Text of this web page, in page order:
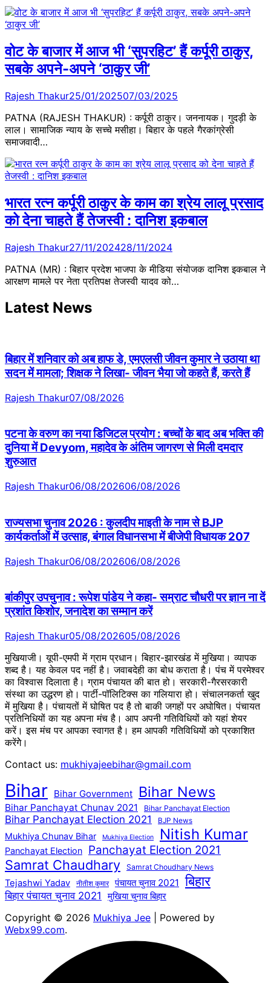
वोट के बाजार में आज भी ‘सुपरहिट’ हैं कर्पूरी ठाकुर,
सबके अपने-अपने ‘ठाकुर जी’
Rajesh Thakur25/01/202507/03/2025
PATNA (RAJESH THAKUR) : कर्पूरी ठाकुर। जननायक। गुदड़ी के
लाल। सामाजिक न्याय के सच्चे मसीहा। बिहार के पहले गैरकांग्रेसी
समाजवादी…
भारत रत्न कर्पूरी ठाकुर के काम का श्रेय लालू प्रसाद
को देना चाहते हैं तेजस्वी : दानिश इकबाल
Rajesh Thakur27/11/202428/11/2024
PATNA (MR) : बिहार प्रदेश भाजपा के मीडिया संयोजक दानिश इकबाल ने
आरक्षण मामले पर नेता प्रतिपक्ष तेजस्वी यादव को…
Latest News
बिहार में शनिवार को अब हाफ डे, एमएलसी जीवन कुमार ने उठाया था
सदन में मामला; शिक्षक ने लिखा- जीवन भैया जो कहते हैं, करते हैं
Rajesh Thakur07/08/2026
पटना के वरुण का नया डिजिटल प्रयोग : बच्चों के बाद अब भक्ति की
दुनिया में Devyom, महादेव के अंतिम जागरण से मिली दमदार
शुरुआत
Rajesh Thakur06/08/202606/08/2026
राज्यसभा चुनाव 2026 : कुलदीप माइती के नाम से BJP
कार्यकर्ताओं में उत्साह, बंगाल विधानसभा में बीजेपी विधायक 207
Rajesh Thakur06/08/202606/08/2026
बांकीपुर उपचुनाव : रूपेश पांडेय ने कहा- सम्राट चौधरी पर ज्ञान ना दें
प्रशांत किशोर, जनादेश का सम्मान करें
Rajesh Thakur05/08/202605/08/2026
मुखियाजी। यूपी-एमपी में ग्राम प्रधान। बिहार-झारखंड में मुखिया। व्यापक
शब्द है। यह केवल पद नहीं है। जवाबदेही का बोध कराता है। पंच में परमेश्वर
का विश्वास दिलाता है। ग्राम पंचायत की बात हो। सरकारी-गैरसरकारी
संस्था का उद्धरण हो। पार्टी-पॉलिटिक्स का गलियारा हो। संचालनकर्ता खुद
में मुखिया है। पंचायतों में घोषित पद है तो बाकी जगहों पर अघोषित। पंचायत
प्रतिनिधियों का यह अपना मंच है। आप अपनी गतिविधियों को यहां शेयर
करें। इस मंच पर आपका स्वागत है। हम आपकी गतिविधियों को प्रकाशित
करेंगेे।
Contact us: mukhiyajeebihar@gmail.com
Bihar Bihar Government Bihar News
Bihar Panchayat Chunav 2021 Bihar Panchayat Election
Bihar Panchayat Election 2021 BJP News
Mukhiya Chunav Bihar Mukhiya Election Nitish Kumar
Panchayat Election Panchayat Election 2021
Samrat Chaudhary Samrat Choudhary News
Tejashwi Yadav नीतीश कुमार पंचायत चुनाव 2021 बिहार
बिहार पंचायत चुनाव 2021 मुखिया चुनाव बिहार
Copyright © 2026 Mukhiya Jee | Powered by
Webx99.com.